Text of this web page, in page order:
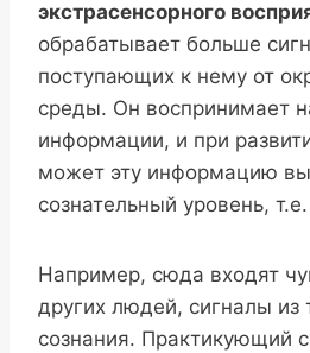
экстрасенсорного
обрабатывает больше
поступающих к нему от
среды. Он воспринимает
информации, и при
может эту информацию
сознательный уровень,
Например, сюда входят
других людей, сигналы из
сознания. Практикующий